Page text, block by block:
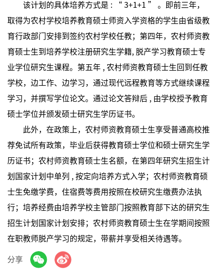
该计划的具体培养方式是 : “ 3+1+1 ” 。即前三年，
取得为农村学校培养教育硕士师资入学资格的学生由省级教
育行政部门安排到签约农村学校任教；第四年，农村师资教
育硕士生到培养学校注册研究生学籍, 脱产学习教育硕士专
业学位研究生课程。第五年 , 农村师资教育硕士生回到任教
学校，边工作、边学习，通过现代远程教育等方式继续课程
学习，并撰写学位论文。通过论文答辩后 , 由学校授予教育
硕士学位并颁发硕士研究生学历证书。
此外，在政策上，农村师资教育硕士生享受普通高校推
荐免试所有政策，毕业后获得教育硕士学位和硕士研究生学
历证书；农村师资教育硕士生名额，在第四年研究生招生计
划国家计划中单列 , 按定向培养方式入学；农村师资教育硕
士生免缴学费，住宿费等费用按照在校研究生缴费办法执
行；培养经费由培养学校主管部门按照教育部下达的研究生
招生计划国家计划安排；农村师资教育硕士生在学期间按照
在职教师脱产学习的规定，带薪并享受相关待遇等。
分享